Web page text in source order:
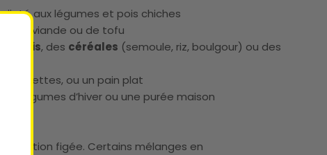
aux légumes et pois chiches
de viande ou de tofu
rôtis, des céréales (semoule, riz, boulgour) ou des
boulettes, ou un pain plat
légumes d’hiver ou une purée maison
figée. Certains mélanges en